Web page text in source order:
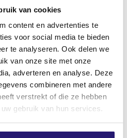
van cookies
content en advertenties te
voor social media te bieden
te analyseren. Ook delen we
van onze site met onze
adverteren en analyse. Deze
combineren met andere
verstrekt of die ze hebben
gebruik van hun services.
€0,50
excl. BTW:€0,41
En stock